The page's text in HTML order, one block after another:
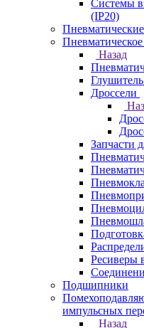
Системы
(IP20)
Назад
Глушитель
Дроссели
Запчасти
Ресиверы
Подшипники
импульсных
Назад